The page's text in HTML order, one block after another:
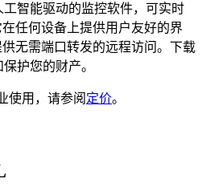
智能驱动的监控软件，可实时
任何设备上提供用户友好的界
无需端口转发的远程访问。下载
护您的财产。
使用，请参阅 定价。